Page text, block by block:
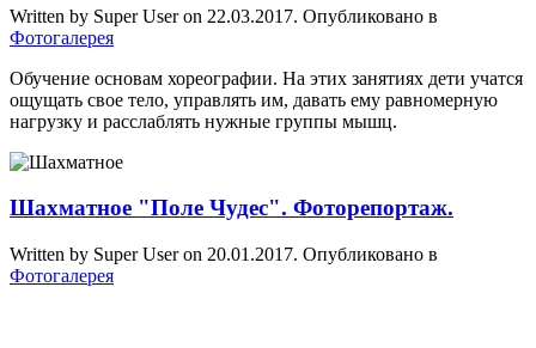
Written by Super User on 22.03.2017. Опубликовано в
Фотогалерея
Обучение основам хореографии. На этих занятиях дети учатся
ощущать свое тело, управлять им, давать ему равномерную
нагрузку и расслаблять нужные группы мышц.
Шахматное "Поле Чудес". Фоторепортаж.
Written by Super User on 20.01.2017. Опубликовано в
Фотогалерея